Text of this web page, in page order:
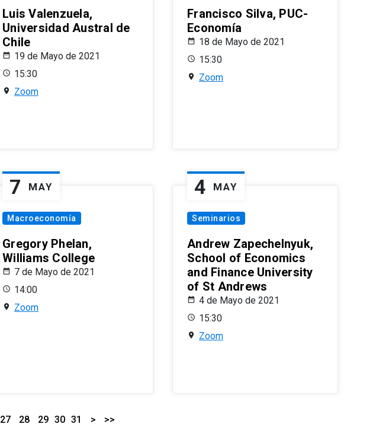
Luis Valenzuela,
Universidad Austral de
Chile
19 de Mayo de 2021
15:30
Zoom
Francisco Silva, PUC-
Economía
18 de Mayo de 2021
15:30
Zoom
7 MAY
Macroeconomía
Gregory Phelan,
Williams College
7 de Mayo de 2021
14:00
Zoom
4 MAY
Seminarios
Andrew Zapechelnyuk,
School of Economics
and Finance University
of St Andrews
4 de Mayo de 2021
15:30
Zoom
27 28 29 30 31 > >>